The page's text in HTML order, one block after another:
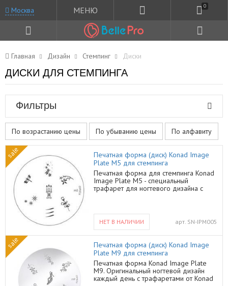
Москва МЕНЮ 0
Главная Дизайн Стемпинг Диски
ДИСКИ ДЛЯ СТЕМПИНГА
Фильтры
По возрастанию цены По убыванию цены По алфавиту
sale
Печатная форма (диск) Konad Image
Plate M5 для стемпинга
Печатная форма для стемпинга Konad
Image Plate М5 - специальный
трафарет для ногтевого дизайна с
дизайна для переноса на ноготь. При
помощи трафарета Вы сможете
создавать ногтевой дизайн любой
сложности в домашних условиях.
Используйте специальные лаки для
стемпинга от Konad и создавайте
невероятный дизайн в домашних
условиях.
НЕТ В НАЛИЧИИ арт. SN-IPM005
sale
Печатная форма (диск) Konad Image
Plate M9 для стемпинга
Печатная форма Konad Image Plate
M9. Оригинальный ногтевой дизайн
каждый день с трафаретами от Konad